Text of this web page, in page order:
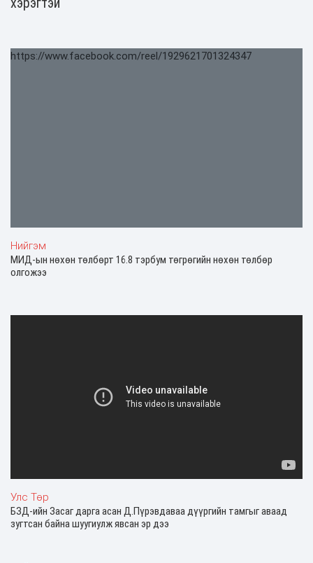
https://www.facebook.com/reel/1929621701324347
Нийгэм
МИД-ын нөхөн төлбөрт 16.8 тэрбум төгрөгийн нөхөн төлбөр
олгожээ
Улс Төр
БЗД-ийн Засаг дарга асан Д.Пүрэвдаваа дүүргийн тамгыг аваад
зугтсан байна шуугиулж явсан эр дээ